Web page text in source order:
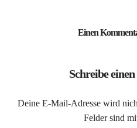
Einen
Schreibe
Deine E-Mail-Adresse wird
Felder sind